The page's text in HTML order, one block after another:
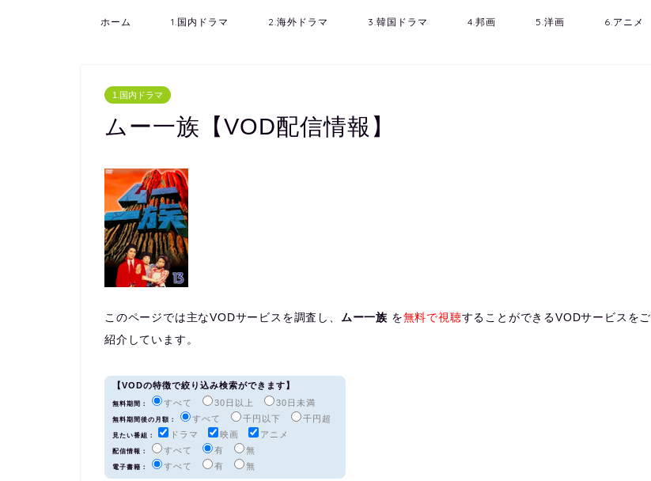
ホーム 1.国内ドラマ 2.海外ドラマ 3.韓国ドラマ 4.邦画 5.洋画 6.アニメ
1.国内ドラマ
ムー一族【VOD配信情報】
このページでは主なVODサービスを調査し、 ムー一族 を無料で視聴することができるVODサービスをご
紹介しています。
【VODの特徴で絞り込み検索ができます】
無料期間： すべて 30日以上 30日未満
無料期間後の月額： すべて 千円以下 千円超
見たい番組： ドラマ 映画 アニメ
配信情報： すべて 有 無
電子書籍： すべて 有 無